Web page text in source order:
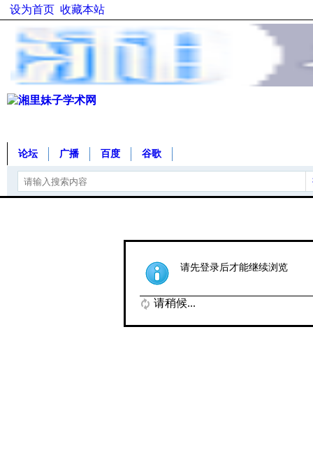
设为首页 收藏本站
论坛 广播 百度 谷歌
请先登录后才能继续浏览
请稍候...